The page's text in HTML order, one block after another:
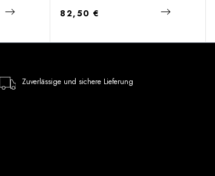
Regulärer Preis:
82,50 €
Zuverlässige und sichere Lieferung